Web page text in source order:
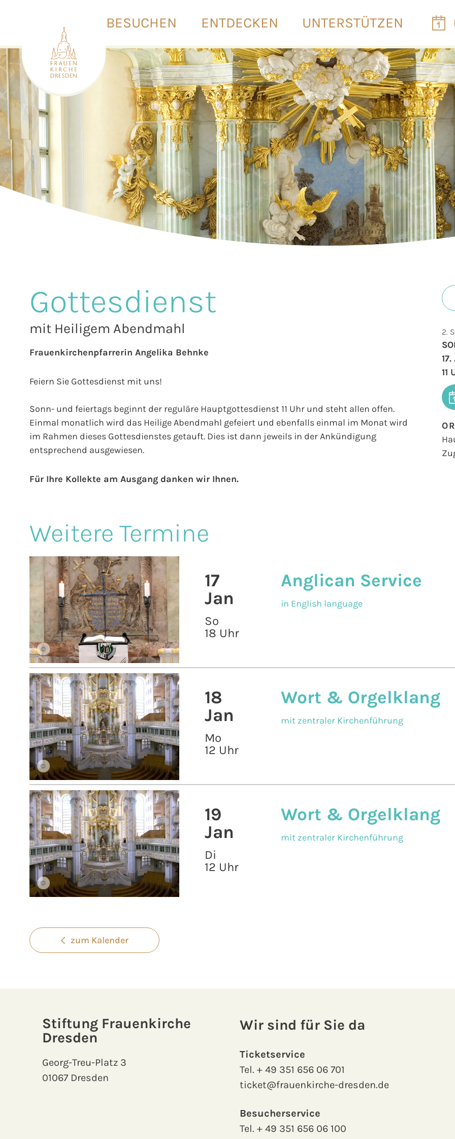
BESUCHEN ENTDECKEN UNTERSTÜTZEN
Gottesdienst
mit Heiligem Abendmahl
Frauenkirchenpfarrerin Angelika Behnke
Feiern Sie Gottesdienst mit uns!
Sonn- und feiertags beginnt der reguläre Hauptgottesdienst 11 Uhr und steht allen offen.
Einmal monatlich wird das Heilige Abendmahl gefeiert und ebenfalls einmal im Monat wird
im Rahmen dieses Gottesdienstes getauft. Dies ist dann jeweils in der Ankündigung
entsprechend ausgewiesen.
Für Ihre Kollekte am Ausgang danken wir Ihnen.
2.
11
Weitere Termine
©
17
Jan
So
18 Uhr
Anglican Service
in English language
©
18
Jan
Mo
12 Uhr
Wort & Orgelklang
mit zentraler Kirchenführung
©
19
Jan
Di
12 Uhr
Wort & Orgelklang
mit zentraler Kirchenführung
zum Kalender
Stiftung Frauenkirche
Dresden
Georg-Treu-Platz 3
01067 Dresden
Wir sind für Sie da
Ticketservice
Tel.+ 49 351 656 06 701
ticket@frauenkirche-dresden.de
Besucherservice
Tel.+ 49 351 656 06 100